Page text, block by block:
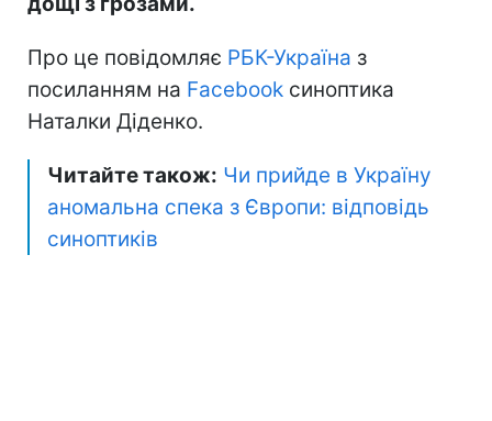
Про це повідомляє РБК-Україна з
посиланням на Facebook синоптика
Наталки Діденко.
Читайте також: Чи прийде в Україну
аномальна спека з Європи: відповідь
синоптиків